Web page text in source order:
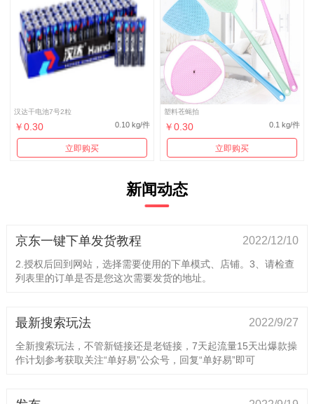
汉达干电池7号2粒
￥0.30 0.10 kg/件
立即购买
塑料苍蝇拍
￥0.30 0.1 kg/件
立即购买
新闻动态
京东一键下单发货教程 2022/12/10
2.授权后回到网站，选择需要使用的下单模式、店铺。3、请检查
列表里的订单是否是您这次需要发货的地址。
最新搜索玩法 2022/9/27
全新搜索玩法，不管新链接还是老链接，7天起流量15天出爆款操
作计划参考获取关注“单好易”公众号，回复“单好易”即可